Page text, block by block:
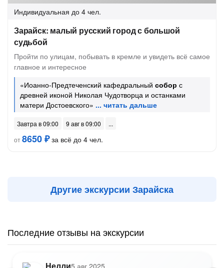
Индивидуальная до 4 чел.
Зарайск: малый русский город с большой
судьбой
Пройти по улицам, побывать в кремле и увидеть всё самое
главное и интересное
«Иоанно-Предтеченский кафедральный собор с
древней иконой Николая Чудотворца и останками
матери Достоевского»
Завтра в 09:00
9 авг в 09:00
от8650 ₽за всё до 4 чел.
Другие экскурсии Зарайска
Последние отзывы на экскурсии
5 авг 2025